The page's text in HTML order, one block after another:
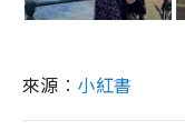
來源︰ 小紅書